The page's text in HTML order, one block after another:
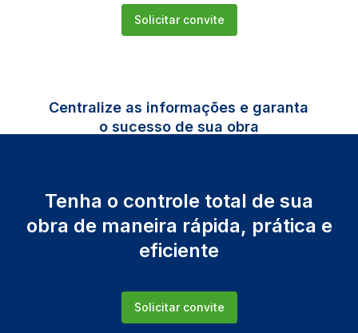
Solicitar convite
Centralize as informações e garanta
o sucesso de sua obra
Tenha o controle total de sua
obra de maneira rápida, prática e
eficiente
Solicitar convite